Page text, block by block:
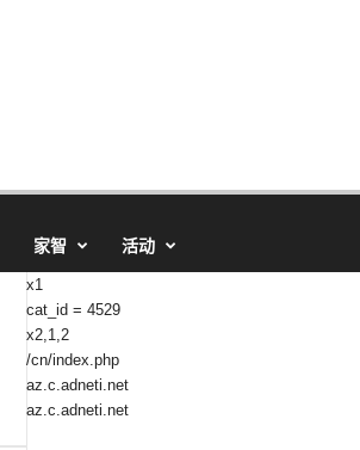
家智 活动
x1
cat_id = 4529
x2,1,2
/cn/index.php
az.c.adneti.net
az.c.adneti.net